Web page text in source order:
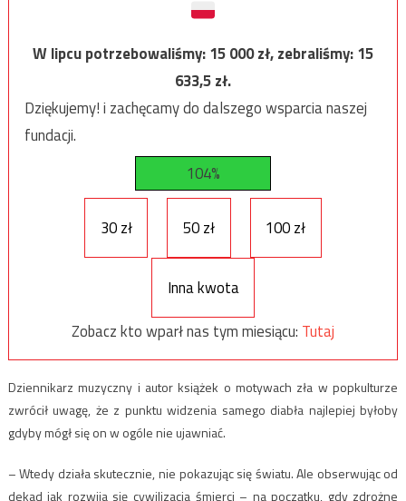
W lipcu potrzebowaliśmy:15 000zł, zebraliśmy:15
633,5zł.
Dziękujemy! i zachęcamy do dalszego wsparcia naszej
fundacji.
104%
30 zł 50 zł 100 zł
Inna kwota
Zobacz kto wparł nas tym miesiącu: Tutaj
Dziennikarz muzyczny i autor książek o motywach zła w popkulturze
zwrócił uwagę, że z punktu widzenia samego diabła najlepiej byłoby
gdyby mógł się on w ogóle nie ujawniać.
– Wtedy działa skutecznie, nie pokazując się światu. Ale obserwując od
dekad jak rozwija się cywilizacja śmierci – na początku, gdy zdrożne